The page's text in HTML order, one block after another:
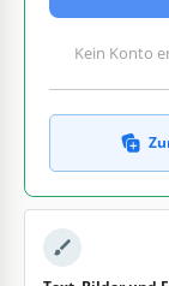
Kein Konto